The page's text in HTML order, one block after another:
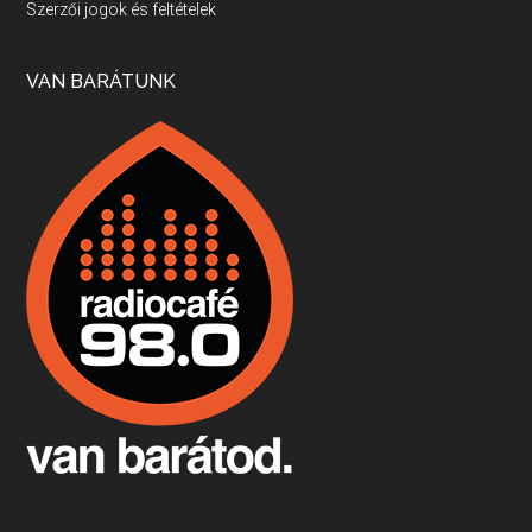
Apr 17, 2026 • 00:35:38
Boston, teadélután, bab és homár
Apr 9, 2026 • 00:37:17
Fermentáljunk, a testünk meghálálja!
Apr 3, 2026 • 00:36:07
Szerzői jogok és feltételek
VAN BARÁTUNK